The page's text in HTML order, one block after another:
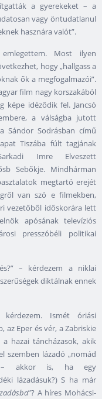
a gyerekeket – a
vagy öntudatlanul
hasznára valót”.
Most ilyen
hogy „hallgass a
ők a megfogalmazói”.
film nagy korszakából
képe idéződik fel. Jancsó
a válságba jutott
Sándor Sodrásban című
Tiszába fúlt tagjának
Imre Elveszett
Sebőkje. Mindhárman
megtartó erejét
van szó e filmekben,
vezetőből időskorára lett
apósának televíziós
presszóbéli politikai
– kérdezem a niklai
diktálnak ennek
Ismét óriási
Eper és vér, a Zabriskie
hazai táncházasok, akik
szemben lázadó „nomád
– akkor is, ha egy
lázadásuk?) S ha már
”? A híres Mohácsi-